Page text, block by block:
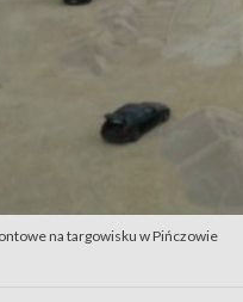
na targowisku w Pińczowie